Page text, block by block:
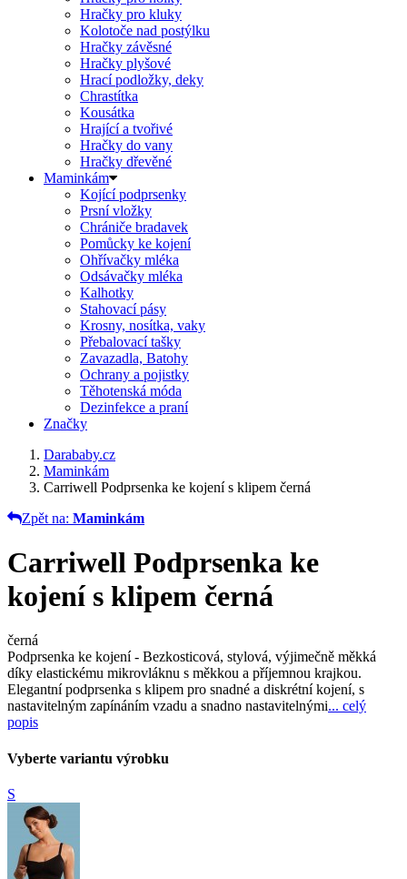
Hračky pro kluky
Kolotoče nad postýlku
Hračky závěsné
Hračky plyšové
Hrací podložky, deky
Chrastítka
Kousátka
Hrající a tvořivé
Hračky do vany
Hračky dřevěné
Maminkám
Kojící podprsenky
Prsní vložky
Chrániče bradavek
Pomůcky ke kojení
Ohřívačky mléka
Odsávačky mléka
Kalhotky
Stahovací pásy
Krosny, nosítka, vaky
Přebalovací tašky
Zavazadla, Batohy
Ochrany a pojistky
Těhotenská móda
Dezinfekce a praní
Značky
Darababy.cz
Maminkám
Carriwell Podprsenka ke kojení s klipem černá
Zpět na: Maminkám
Carriwell Podprsenka ke
kojení s klipem černá
černá
Podprsenka ke kojení - Bezkosticová, stylová, výjimečně měkká
díky elastickému mikrovláknu s měkkou a příjemnou krajkou.
Elegantní podprsenka s klipem pro snadné a diskrétní kojení, s
nastavitelným zapínáním vzadu a snadno nastavitelnými... celý
popis
Vyberte variantu výrobku
S